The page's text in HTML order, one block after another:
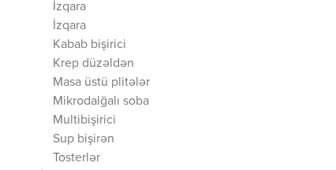
İzqara
İzqara
Kabab bişirici
Krep düzəldən
Masa üstü plitələr
Mikrodalğalı soba
Multibişirici
Sup bişirən
Tosterlər